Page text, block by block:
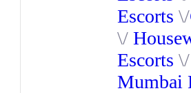
Escorts \/
\/
Escorts
Mumbai